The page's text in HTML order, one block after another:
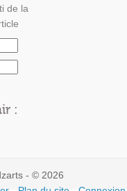
de la
:
- © 2026